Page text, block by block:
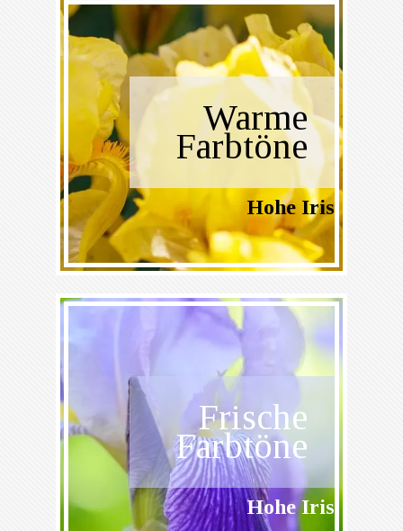
Warme
Farbtöne
Hohe Iris
Frische
Farbtöne
Hohe Iris